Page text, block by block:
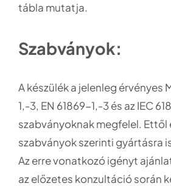
tábla mutatja.
Szabványok:
A készülék a jelenleg érvényes
1,-3, EN 61869-1,-3 és az IEC
szabványoknak megfelel. Ettől
szabványok szerinti gyártásra
Az erre vonatkozó igényt
az előzetes konzultáció során